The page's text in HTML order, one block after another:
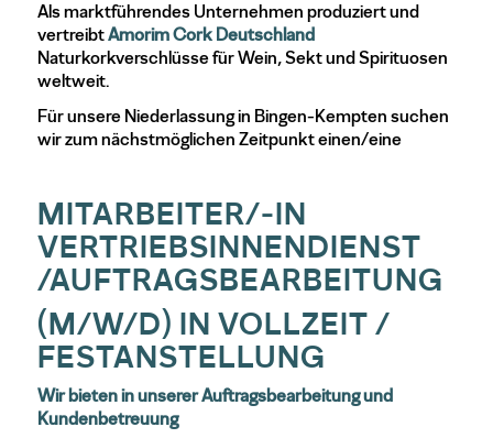
Als marktführendes Unternehmen produziert und
vertreibtAmorim Cork Deutschland
Naturkorkverschlüsse für Wein, Sekt und Spirituosen
weltweit.
Für unsere Niederlassung in Bingen-Kempten suchen
wir zum nächstmöglichen Zeitpunkt einen/eine
MITARBEITER/-IN
VERTRIEBSINNENDIENST
/AUFTRAGSBEARBEITUNG
(M/W/D) IN VOLLZEIT /
FESTANSTELLUNG
Wir bieten in unserer Auftragsbearbeitung und
Kundenbetreuung